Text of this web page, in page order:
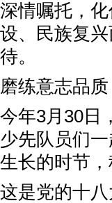
深情嘱托，
设、民族复
待。
磨练意志品质
今年3月30日
少先队员们
生长的时节，
这是党的十